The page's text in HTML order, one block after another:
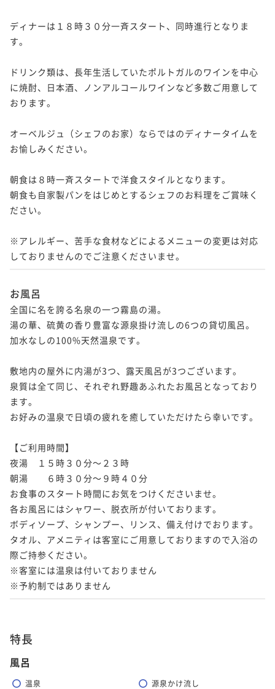
ディナーは１８時３０分一斉スタート、同時進行となりま
す。
ドリンク類は、長年生活していたポルトガルのワインを中心
に焼酎、日本酒、ノンアルコールワインなど多数ご用意して
おります。
オーベルジュ（シェフのお家）ならではのディナータイムを
お愉しみください。
朝食は８時一斉スタートで洋食スタイルとなります。
朝食も自家製パンをはじめとするシェフのお料理をご賞味く
ださい。
※アレルギー、苦手な食材などによるメニューの変更は対応
しておりませんのでご注意くださいませ。
お風呂
全国に名を誇る名泉の一つ霧島の湯。
湯の華、硫黄の香り豊富な源泉掛け流しの6つの貸切風呂。
加水なしの100%天然温泉です。
敷地内の屋外に内湯が3つ、露天風呂が3つございます。
泉質は全て同じ、それぞれ野趣あふれたお風呂となっており
ます。
お好みの温泉で日頃の疲れを癒していただけたら幸いです。
【ご利用時間】
夜湯　１５時３０分～２３時
朝湯　　６時３０分～９時４０分
お食事のスタート時間にお気をつけくださいませ。
各お風呂にはシャワー、脱衣所が付いております。
ボディソープ、シャンプー、リンス、備え付けでおります。
タオル、アメニティは客室にご用意しておりますので入浴の
際ご持参ください。
※客室には温泉は付いておりません
※予約制ではありません
特長
風呂
温泉
源泉かけ流し